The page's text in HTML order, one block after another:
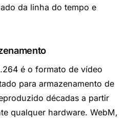
da linha do tempo e
é o formato de vídeo
para armazenamento de
décadas a partir
qualquer hardware. WebM,